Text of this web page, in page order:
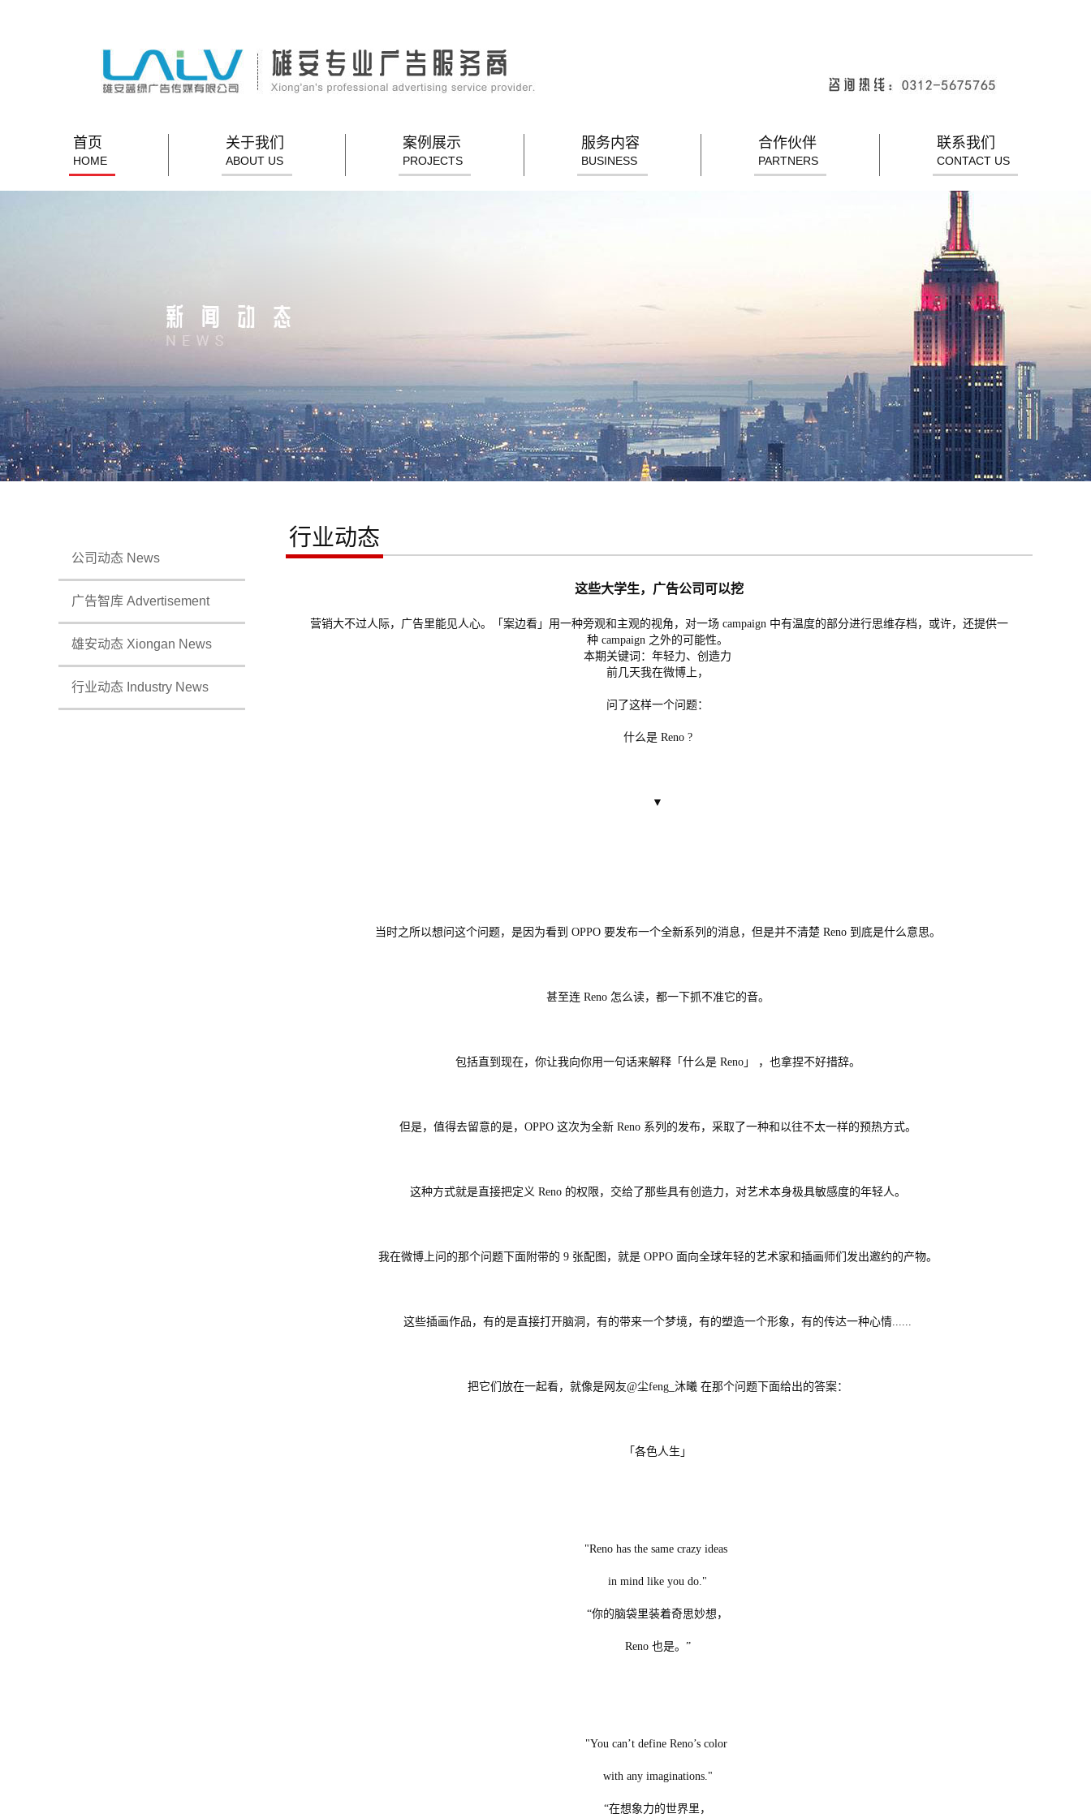
首页
HOME
关于我们
ABOUT US
案例展示
PROJECTS
服务内容
BUSINESS
合作伙伴
PARTNERS
联系我们
CONTACT US
公司动态 News
广告智库 Advertisement
雄安动态 Xiongan News
行业动态 Industry News
行业动态
这些大学生，广告公司可以挖
营销大不过人际，广告里能见人心。「案边看」用一种旁观和主观的视角，对一场 campaign 中有温度的部分进行思维存档，或许，还提供一
种 campaign 之外的可能性。
本期关键词：年轻力、创造力
前几天我在微博上，
问了这样一个问题：
什么是 Reno ?
▼
当时之所以想问这个问题，是因为看到 OPPO 要发布一个全新系列的消息，但是并不清楚 Reno 到底是什么意思。
甚至连 Reno 怎么读，都一下抓不准它的音。
包括直到现在，你让我向你用一句话来解释「什么是 Reno」 ，也拿捏不好措辞。
但是，值得去留意的是，OPPO 这次为全新 Reno 系列的发布，采取了一种和以往不太一样的预热方式。
这种方式就是直接把定义 Reno 的权限，交给了那些具有创造力，对艺术本身极具敏感度的年轻人。
我在微博上问的那个问题下面附带的 9 张配图，就是 OPPO 面向全球年轻的艺术家和插画师们发出邀约的产物。
这些插画作品，有的是直接打开脑洞，有的带来一个梦境，有的塑造一个形象，有的传达一种心情......
把它们放在一起看，就像是网友@尘feng_沐曦 在那个问题下面给出的答案：
「各色人生」
"Reno has the same crazy ideas
in mind like you do."
“你的脑袋里装着奇思妙想，
Reno 也是。”
"You can’t define Reno’s color
with any imaginations."
“在想象力的世界里，